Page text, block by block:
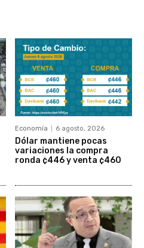
Economía 6 agosto, 2026
Dólar mantiene pocas
variaciones la compra
ronda ¢446 y venta ¢460